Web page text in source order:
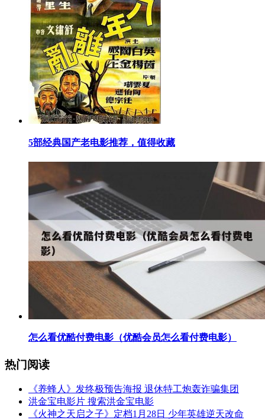
​5部经典国产老电影推荐，值得收藏
​怎么看优酷付费电影（优酷会员怎么看付费电影）
热门阅读
​《养蜂人》发终极预告海报 退休特工炮轰诈骗集团
​洪金宝电影片 搜索洪金宝电影
​《火神之天启之子》定档1月28日 少年英雄逆天改命